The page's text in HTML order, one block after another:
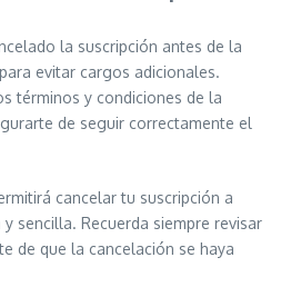
la suscripción antes de la
evitar cargos adicionales.
términos y condiciones de la
de seguir correctamente el
cancelar tu suscripción a
sencilla. Recuerda siempre revisar
de que la cancelación se haya